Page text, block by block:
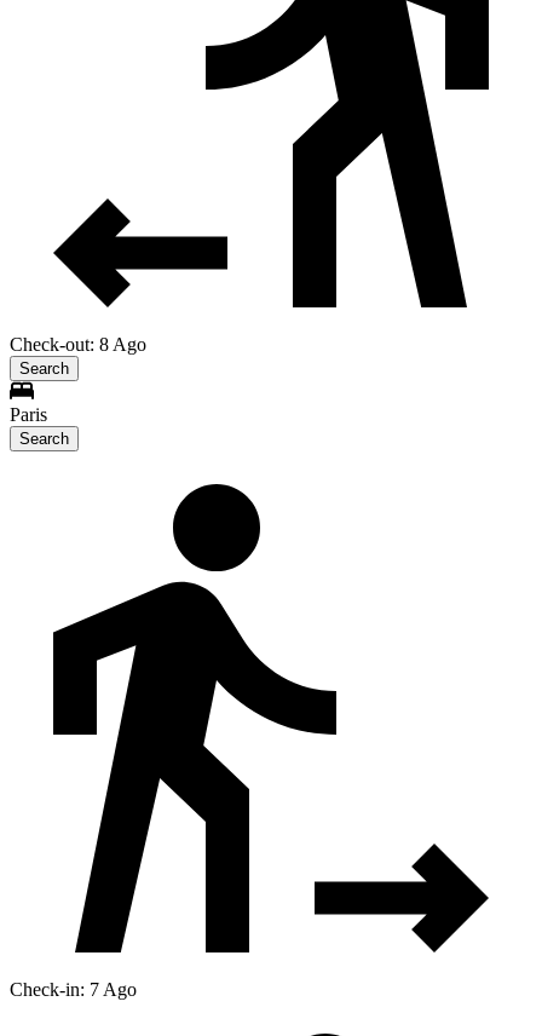
Check-out: 8 Ago
Search
Paris
Search
Check-in: 7 Ago